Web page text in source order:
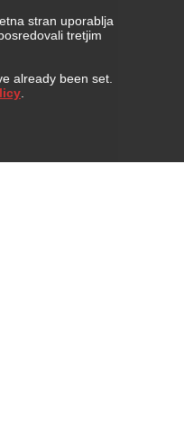
stran uporablja
tretjim
already been set.